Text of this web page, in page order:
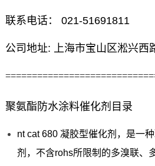
联系电话： 021-51691811
公司地址: 上海市宝山区淞兴西
聚氨酯防水涂料催化剂目录
nt cat 680 凝胶型催化剂，是一
剂，不含rohs所限制的多溴联、